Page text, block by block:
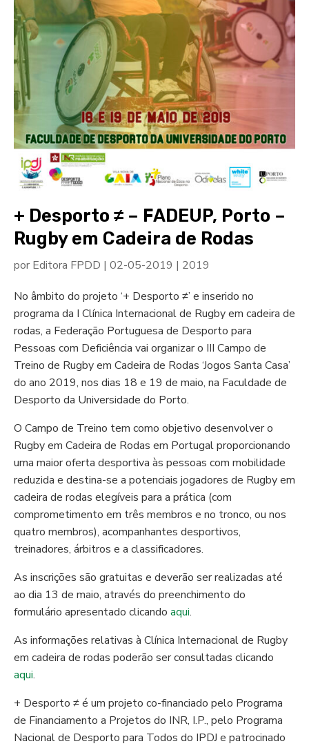
+ Desporto ≠ – FADEUP, Porto –
Rugby em Cadeira de Rodas
por Editora FPDD | 02-05-2019 | 2019
No âmbito do projeto ‘+ Desporto ≠’ e inserido no
programa da I Clínica Internacional de Rugby em cadeira de
rodas, a Federação Portuguesa de Desporto para
Pessoas com Deficiência vai organizar o III Campo de
Treino de Rugby em Cadeira de Rodas ‘Jogos Santa Casa’
do ano 2019, nos dias 18 e 19 de maio, na Faculdade de
Desporto da Universidade do Porto.
O Campo de Treino tem como objetivo desenvolver o
Rugby em Cadeira de Rodas em Portugal proporcionando
uma maior oferta desportiva às pessoas com mobilidade
reduzida e destina-se a potenciais jogadores de Rugby em
cadeira de rodas elegíveis para a prática (com
comprometimento em três membros e no tronco, ou nos
quatro membros), acompanhantes desportivos,
treinadores, árbitros e a classificadores.
As inscrições são gratuitas e deverão ser realizadas até
ao dia 13 de maio, através do preenchimento do
formulário apresentado clicando aqui.
As informações relativas à Clínica Internacional de Rugby
em cadeira de rodas poderão ser consultadas clicando
aqui.
+ Desporto ≠ é um projeto co-financiado pelo Programa
de Financiamento a Projetos do INR, I.P., pelo Programa
Nacional de Desporto para Todos do IPDJ e patrocinado